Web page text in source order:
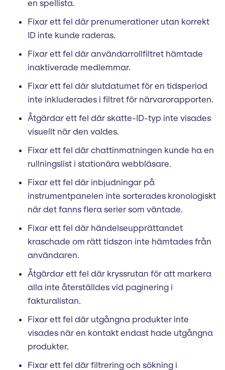
en spellista.
Fixar ett fel där prenumerationer utan korrekt
ID inte kunde raderas.
Fixar ett fel där användarrollfiltret hämtade
inaktiverade medlemmar.
Fixar ett fel där slutdatumet för en tidsperiod
inte inkluderades i filtret för närvarorapporten.
Åtgärdar ett fel där skatte-ID-typ inte visades
visuellt när den valdes.
Fixar ett fel där chattinmatningen kunde ha en
rullningslist i stationära webbläsare.
Fixar ett fel där inbjudningar på
instrumentpanelen inte sorterades kronologiskt
när det fanns flera serier som väntade.
Fixar ett fel där händelseupprättandet
kraschade om rätt tidszon inte hämtades från
användaren.
Åtgärdar ett fel där kryssrutan för att markera
alla inte återställdes vid paginering i
fakturalistan.
Fixar ett fel där utgångna produkter inte
visades när en kontakt endast hade utgångna
produkter.
Fixar ett fel där filtrering och sökning i